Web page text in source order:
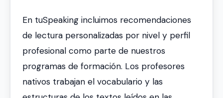
En tuSpeaking incluimos recomendaciones
de lectura personalizadas por nivel y perfil
profesional como parte de nuestros
programas de formación. Los profesores
nativos trabajan el vocabulario y las